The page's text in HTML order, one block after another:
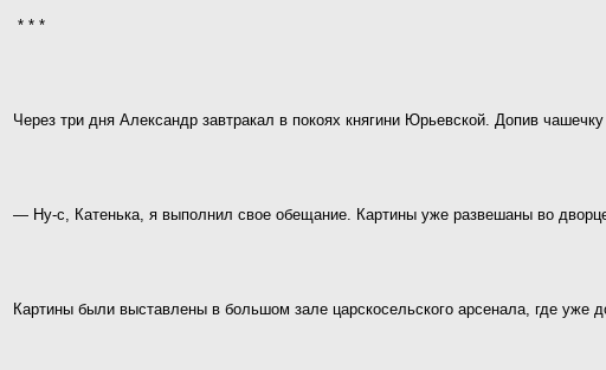
* * *
Через три дня Александр завтракал в покоях княгини Юрьевской. Допив
— Ну-с, Катенька, я выполнил свое обещание. Картины уже развешаны во
Картины были выставлены в большом зале царскосельского арсенала, где уже